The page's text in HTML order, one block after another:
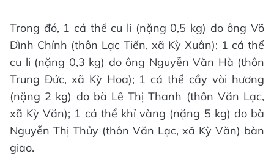
Trong đó, 1 cá thể cu li (nặng 0,5 kg) do ông Võ
Đình Chính (thôn Lạc Tiến, xã Kỳ Xuân); 1 cá thể
cu li (nặng 0,3 kg) do ông Nguyễn Văn Hà (thôn
Trung Đức, xã Kỳ Hoa); 1 cá thể cầy vòi hương
(nặng 2 kg) do bà Lê Thị Thanh (thôn Văn Lạc,
xã Kỳ Văn); 1 cá thể khỉ vàng (nặng 5 kg) do bà
Nguyễn Thị Thủy (thôn Văn Lạc, xã Kỳ Văn) bàn
giao.